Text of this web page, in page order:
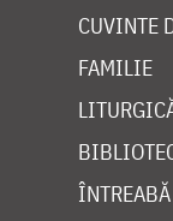
CUVINTE
FAMILIE